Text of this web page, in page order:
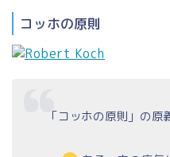
コッホの原則
「コッホの原則」の原